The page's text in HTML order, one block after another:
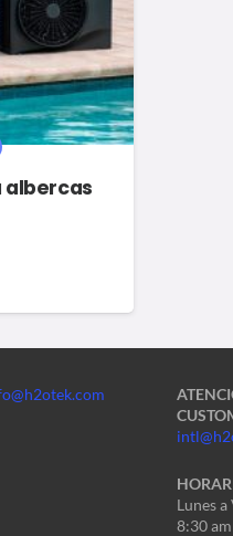
albercas
Lunes
8:30